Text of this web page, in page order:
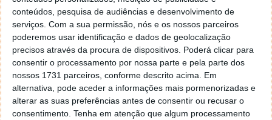
conteúdos, pesquisa de audiências e desenvolvimento de
serviços. Com a sua permissão, nós e os nossos parceiros
poderemos usar identificação e dados de geolocalização
precisos através da procura de dispositivos. Poderá clicar para
consentir o processamento por nossa parte e pela parte dos
nossos 1731 parceiros, conforme descrito acima. Em
alternativa, pode aceder a informações mais pormenorizadas e
alterar as suas preferências antes de consentir ou recusar o
consentimento. Tenha em atenção que algum processamento
seu bolso.